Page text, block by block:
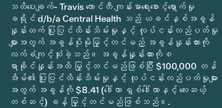
သတိပေးချက်- Travis ကောင်တီ ကျန်းမာရေးစောင့်ရှောက်မှု
ခရိုင် d/b/a Central Health သည် ယခင်နှစ်အခွန်
နှုန်းထက် ပြုပြင်ထိန်းသိမ်းမှုနှင့် လုပ်ငန်းလည်ပတ်မှု
များအတွက် အခွန်ပိုမိုမြှင့်တင်မည့် အခွန်နှုန်းထားကို
လက်ခံကျင့်သုံးခဲ့သည်။ အခွန်နှုန်းထားကို ၈
ရာခိုင်နှုန်းအထိ မြှင့်တင်မည်ဖြစ်ပြီး $100,000 တန်
အိမ်၏ ပြုပြင်ထိန်းသိမ်းမှုနှင့် လုပ်ငန်းလည်ပတ်မှုများ
အတွက် အခွန်ကို $8.41 (ဒေါ်လာ ရှစ်ဒေါ်လာနှင့် လေးဆယ့်
တစ်ဆင့်) ခန့် မြှင့်တင်မည်ဖြစ်သည်။.